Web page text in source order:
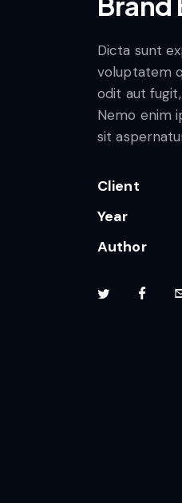
Dicta sunt
voluptatem
odit aut
Nemo enim
sit
Client
Year
Author